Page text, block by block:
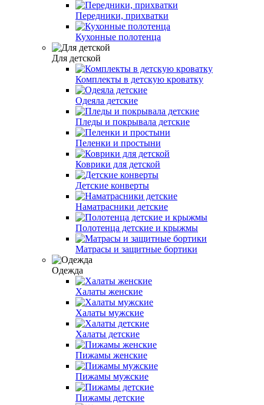
Передники, прихватки
Кухонные полотенца
Для детской
Комплекты в детскую кроватку
Одеяла детские
Пледы и покрывала детские
Пеленки и простыни
Коврики для детской
Детские конверты
Наматрасники детские
Полотенца детские и крыжмы
Матрасы и защитные бортики
Одежда
Халаты женские
Халаты мужские
Халаты детские
Пижамы женские
Пижамы мужские
Пижамы детские